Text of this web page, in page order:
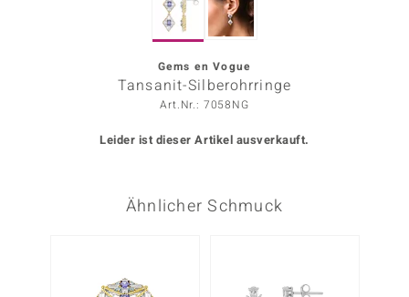
Gems en Vogue
Tansanit-Silberohrringe
Art.Nr.: 7058NG
Leider ist dieser Artikel ausverkauft.
Ähnlicher Schmuck